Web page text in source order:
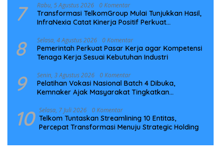
7 Rabu, 5 Agustus 2026 0 Komentar
Transformasi TelkomGroup Mulai Tunjukkan Hasil,
InfraNexia Catat Kinerja Positif Perkuat
8 Selasa, 4 Agustus 2026 0 Komentar
Pemerintah Perkuat Pasar Kerja agar Kompetensi
Tenaga Kerja Sesuai Kebutuhan Industri
9 Senin, 3 Agustus 2026 0 Komentar
Pelatihan Vokasi Nasional Batch 4 Dibuka,
Kemnaker Ajak Masyarakat Tingkatkan
10 Selasa, 7 Juli 2026 0 Komentar
Telkom Tuntaskan Streamlining 10 Entitas,
Percepat Transformasi Menuju Strategic Holding